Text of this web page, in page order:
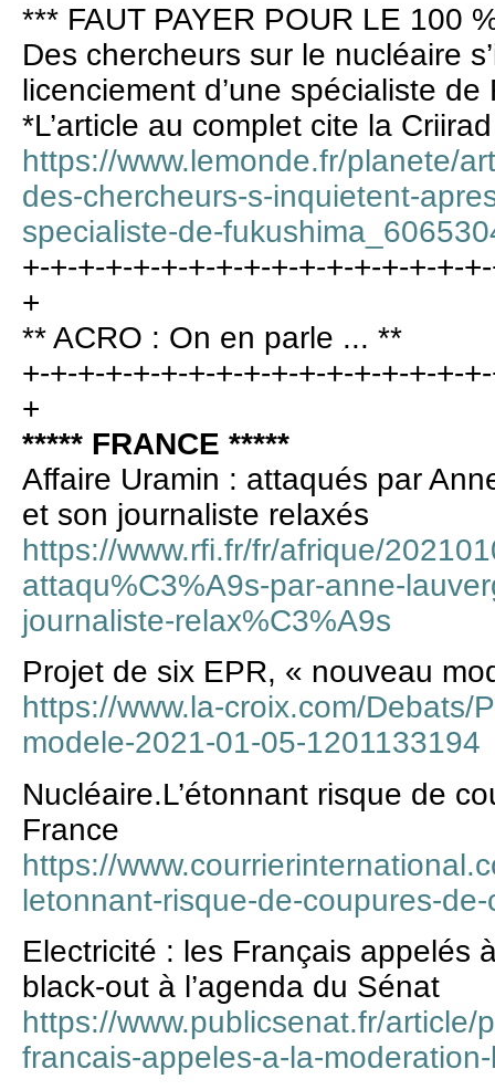
*** FAUT PAYER POUR LE 100
Des chercheurs sur le nucléaire
licenciement d’une spécialiste de
*L’article au complet cite la
https://www.lemonde.fr/planete/
des-chercheurs-s-inquietent-
specialiste-de-
+-+-+-+-+-+-+-+-+-+-+-+-+-+-+-+-
+
** ACRO : On en parle ... **
+-+-+-+-+-+-+-+-+-+-+-+-+-+-+-+-
+
***** FRANCE *****
Affaire Uramin : attaqués par
et son journaliste relaxés
https://www.rfi.fr/fr/afrique/
attaqu%C3%A9s-par-anne-
journaliste-relax%C3%A9s
Projet de six EPR, « nouveau
https://www.la-croix.com/Debats/
modele-2021-01-05-1201133194
Nucléaire.L’étonnant risque de
France
https://
letonnant-risque-de-coupures-
Electricité : les Français appelés
black-out à l’agenda du Sénat
https://www.publicsenat.fr/article/
francais-appeles-a-la-